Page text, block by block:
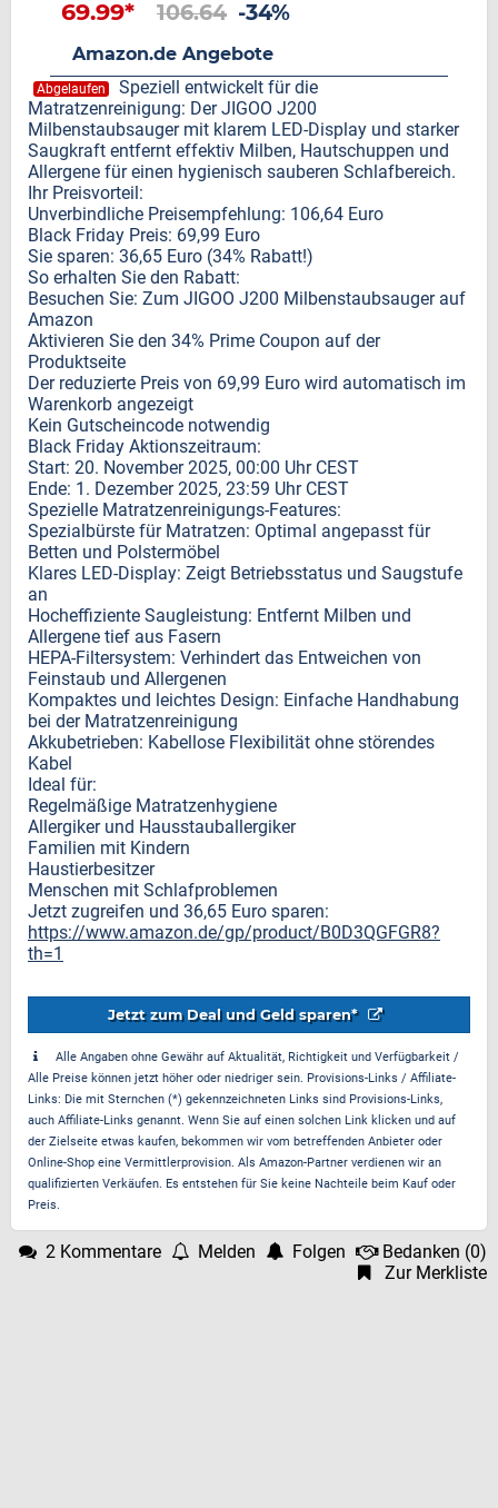
69.99* 106.64 -34%
Amazon.de Angebote
Abgelaufen
Speziell entwickelt für die
Matratzenreinigung: Der JIGOO J200
Milbenstaubsauger mit klarem LED-Display und starker
Saugkraft entfernt effektiv Milben, Hautschuppen und
Allergene für einen hygienisch sauberen Schlafbereich.
Ihr Preisvorteil:
Unverbindliche Preisempfehlung: 106,64 Euro
Black Friday Preis: 69,99 Euro
Sie sparen: 36,65 Euro (34% Rabatt!)
So erhalten Sie den Rabatt:
Besuchen Sie: Zum JIGOO J200 Milbenstaubsauger auf
Amazon
Aktivieren Sie den 34% Prime Coupon auf der
Produktseite
Der reduzierte Preis von 69,99 Euro wird automatisch im
Warenkorb angezeigt
Kein Gutscheincode notwendig
Black Friday Aktionszeitraum:
Start: 20. November 2025, 00:00 Uhr CEST
Ende: 1. Dezember 2025, 23:59 Uhr CEST
Spezielle Matratzenreinigungs-Features:
Spezialbürste für Matratzen: Optimal angepasst für
Betten und Polstermöbel
Klares LED-Display: Zeigt Betriebsstatus und Saugstufe
an
Hocheffiziente Saugleistung: Entfernt Milben und
Allergene tief aus Fasern
HEPA-Filtersystem: Verhindert das Entweichen von
Feinstaub und Allergenen
Kompaktes und leichtes Design: Einfache Handhabung
bei der Matratzenreinigung
Akkubetrieben: Kabellose Flexibilität ohne störendes
Kabel
Ideal für:
Regelmäßige Matratzenhygiene
Allergiker und Hausstauballergiker
Familien mit Kindern
Haustierbesitzer
Menschen mit Schlafproblemen
Jetzt zugreifen und 36,65 Euro sparen:
https://www.amazon.de/gp/product/B0D3QGFGR8?
th=1
Jetzt zum Deal und Geld sparen*
Alle Angaben ohne Gewähr auf Aktualität, Richtigkeit und Verfügbarkeit /
Alle Preise können jetzt höher oder niedriger sein. Provisions-Links / Affiliate-
Links: Die mit Sternchen (*) gekennzeichneten Links sind Provisions-Links,
auch Affiliate-Links genannt. Wenn Sie auf einen solchen Link klicken und auf
der Zielseite etwas kaufen, bekommen wir vom betreffenden Anbieter oder
Online-Shop eine Vermittlerprovision. Als Amazon-Partner verdienen wir an
qualifizierten Verkäufen. Es entstehen für Sie keine Nachteile beim Kauf oder
Preis.
2 Kommentare Melden Folgen Bedanken (0)
Zur Merkliste